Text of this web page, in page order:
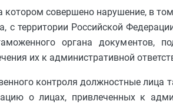
котором совершено нарушение, в
с территории Российской
органа документов,
их к административной
контроля должностные
о лицах, привлеченных к